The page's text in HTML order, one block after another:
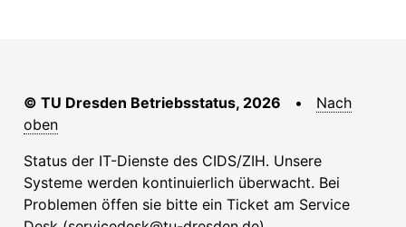
© TU Dresden Betriebsstatus, 2026 • Nach
oben
Status der IT-Dienste des CIDS/ZIH. Unsere
Systeme werden kontinuierlich überwacht. Bei
Problemen öffen sie bitte ein Ticket am Service